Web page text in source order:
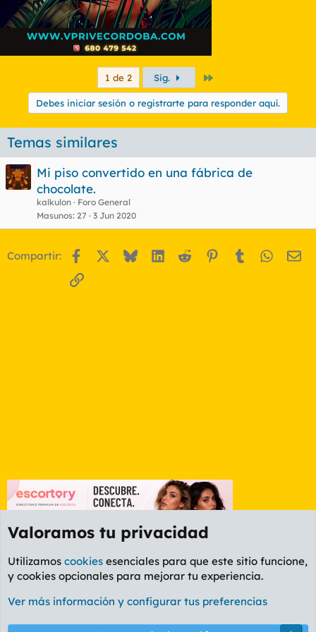
1 de 2 Sig.
Debes iniciar sesión o registrarte para responder aquí.
Temas similares
Mi piso convertido en una fábrica de
chocolate.
kalkulon
Foro General
Masunos 27 3 Jun 2020
Compartir: Facebook BlueskyLinkedIn
Reddit Pinterest
Tumblr
Enlace
Foro General
Cookies
PL OLDSTYLE AMARILLO
Valoramos tu privacidad
Utilizamos cookies esenciales para que este sitio funcione,
y cookies opcionales para mejorar tu experiencia.
Ver más información y configurar tus preferencias